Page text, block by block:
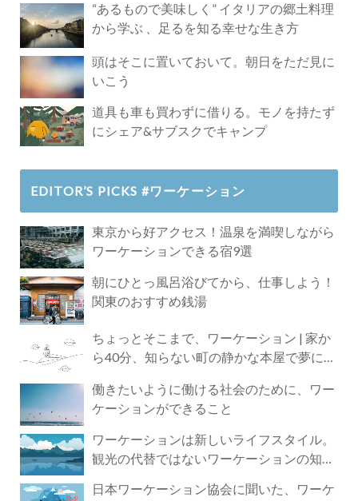
“あるもので美味しく” イタリアの郷土料理
から学ぶ 、足るを知る幸せな生き方
頭はそこに置いておいて。朝日をただ見に
いこう
道具も車も買わずに借りる。モノを持たず
にシェア&サブスクでキャンプ
EDITOR’S PICKS #ワーケーション
東京から好アクセス！温泉を満喫しながら
ワーケーションできる宿9選
朝にひとっ風呂浴びてから、仕事しよう！
関東のおすすめ銭湯
ちょっとそこまで、ワーケーション | 家か
ら40分、知らない町の静かな本屋で夢に近
働きたいように働ける社会のために、ワー
ケーションができること
ワーケーションは新しいライフスタイル。
観光の代替ではないワーケーションの知ら
日本ワーケーション協会に聞いた、ワーケ